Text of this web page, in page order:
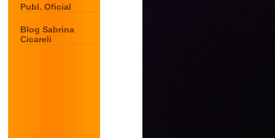
Publ. Oficial
Blog Sabrina
Cicareli